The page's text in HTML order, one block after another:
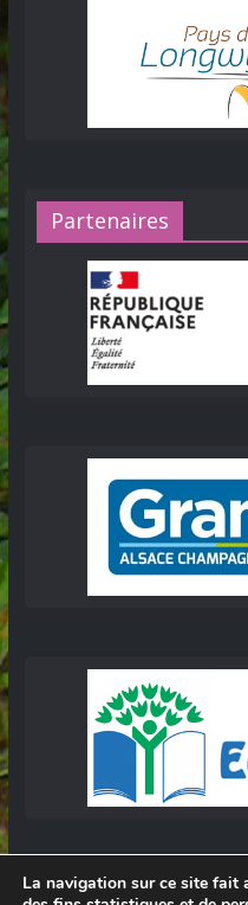
Partenaires
La navigation sur ce site fait